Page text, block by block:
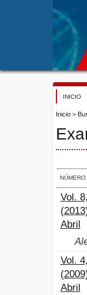
INICIO
Inicio >
NÚMERO
Vol.
Abril
Vol.
Abril